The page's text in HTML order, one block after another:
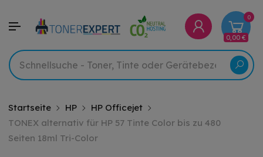
0
0,00 €
Startseite HP
HP Officejet
TONEX alternativ für HP 57 Tinte Color bis zu 480
Seiten 18ml Tri-Color